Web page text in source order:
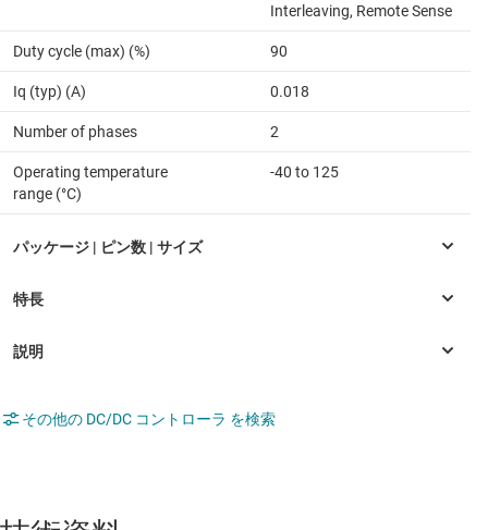
Interleaving, Remote Sense
Duty cycle (max) (%) 90
Iq (typ) (A) 0.018
Number of phases 2
Operating temperature
range (°C)
-40 to 125
その他の DC/DC コントローラ を検索